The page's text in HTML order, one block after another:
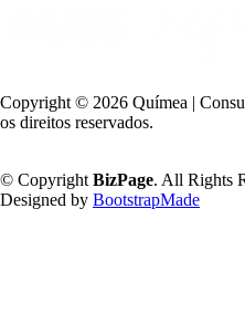
Copyright © 2026 Químea |
os direitos reservados.
© CopyrightBizPage. All Rights
Designed by BootstrapMade